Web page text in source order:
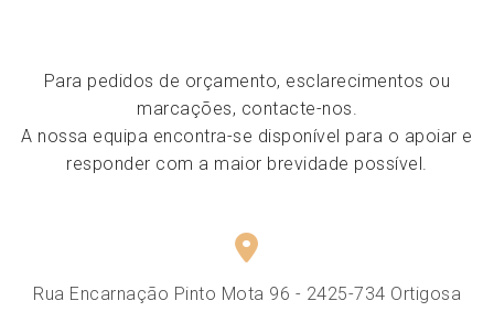
Para pedidos de orçamento, esclarecimentos ou
marcações, contacte-nos.
A nossa equipa encontra-se disponível para o apoiar e
responder com a maior brevidade possível.
Rua Encarnação Pinto Mota 96 - 2425-734 Ortigosa